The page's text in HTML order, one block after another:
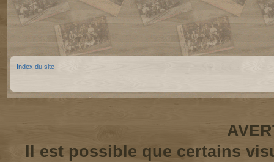
Index du site
Il est possible que certains